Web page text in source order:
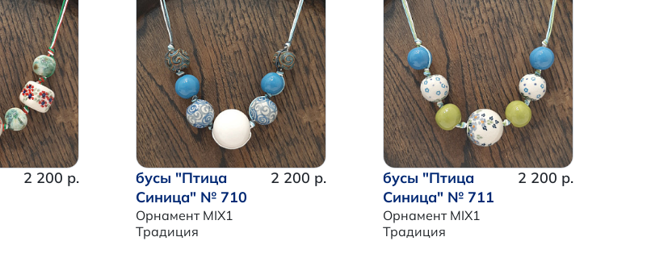
2 200 р.
бусы "Птица
Синица" № 710
Орнамент MIX1
Традиция
2 200 р.
бусы "Птица
Синица" № 711
Орнамент MIX1
Традиция
2 200 р.